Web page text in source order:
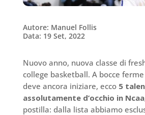
Autore: Manuel Follis
Data: 19 Set, 2022
Nuovo anno, nuova classe di
college basketball. A bocce
deve ancora iniziare, ecco 5
assolutamente d’occhio in Ncaa
postilla: dalla lista abbiamo